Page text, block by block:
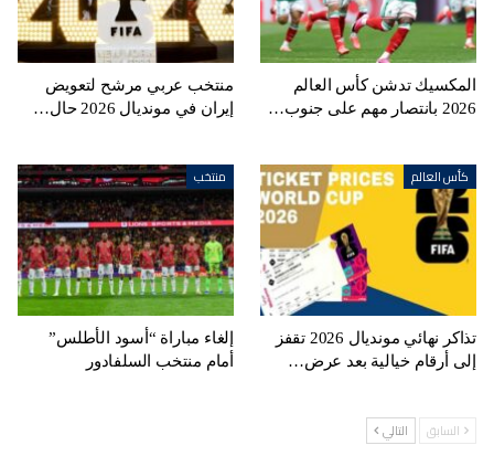
المكسيك تدشن كأس العالم
2026 بانتصار مهم على جنوب…
منتخب عربي مرشح لتعويض
إيران في مونديال 2026 حال…
كأس العالم
تذاكر نهائي مونديال 2026 تقفز
إلى أرقام خيالية بعد عرض…
منتخب
إلغاء مباراة “أسود الأطلس”
أمام منتخب السلفادور
السابق التالي